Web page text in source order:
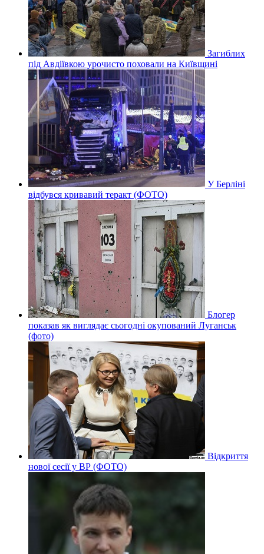
Загиблих
під Авдіївкою урочисто поховали на Київщині
У Берліні
відбувся кривавий теракт (ФОТО)
Блогер
показав як виглядає сьогодні окупований Луганськ
(фото)
Відкриття
нової сесії у ВР (ФОТО)